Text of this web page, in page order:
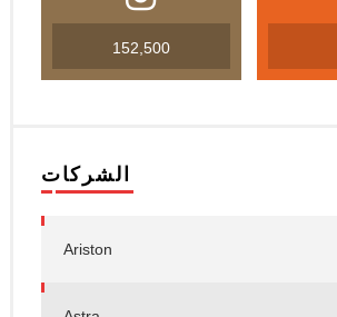
152,500
الشركات
Ariston